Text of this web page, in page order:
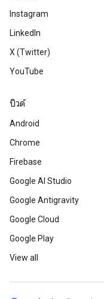
Instagram
LinkedIn
X (Twitter)
YouTube
บิวด์
Android
Chrome
Firebase
Google AI Studio
Google Antigravity
Google Cloud
Google Play
View all